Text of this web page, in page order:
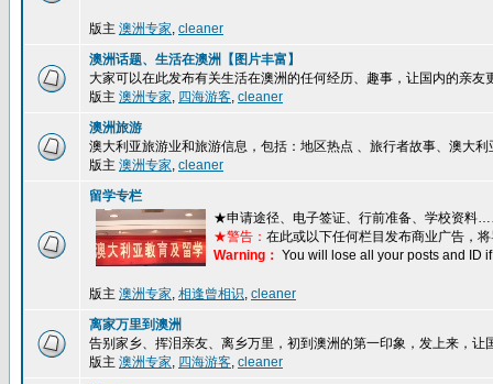
版主 澳洲专家, cleaner
澳洲话题、生活在澳洲【图片丰富】
大家可以在此发布有关生活在澳洲的任何经历、趣事，让国内的亲
版主 澳洲专家, 四海游客, cleaner
澳洲旅游
澳大利亚旅游业和旅游信息，包括：地区热点 、旅行者故事、澳大
版主 澳洲专家, cleaner
留学专栏
★申请途径、电子签证、行前准备、学校资料
★警告： 在此或以下任何栏目发布商业广告，
Warning： You will lose all your posts and ID
版主 澳洲专家, 相逢曾相识, cleaner
离家万里到澳洲
告别家乡、挥泪亲友、离乡万里，初到澳洲的第一印象，发上来，
版主 澳洲专家, 四海游客, cleaner